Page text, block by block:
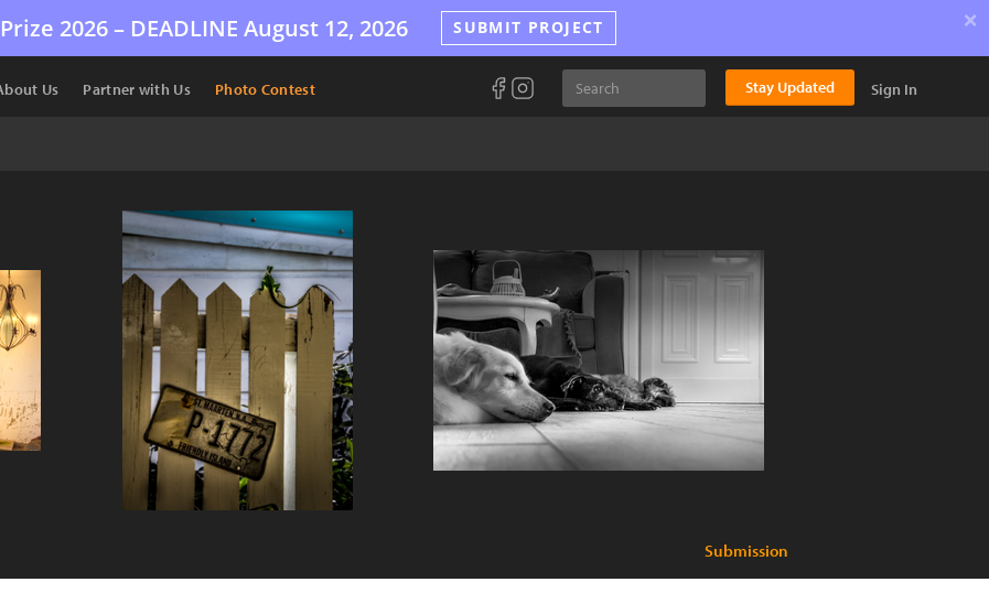
2026 – DEADLINE August 12, 2026 SUBMIT PROJECT ×
Us Partner with Us Photo Contest Stay Updated Sign In
Submission